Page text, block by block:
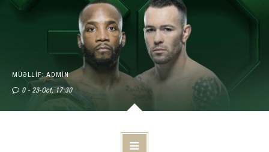
MÜƏLLIF: ADMIN
0 23-Oct, 17:30